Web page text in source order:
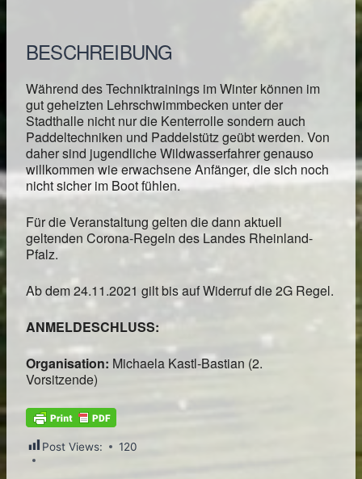
BESCHREIBUNG
Während des Techniktrainings im Winter können im
gut geheizten Lehrschwimmbecken unter der
Stadthalle nicht nur die Kenterrolle sondern auch
Paddeltechniken und Paddelstütz geübt werden. Von
daher sind jugendliche Wildwasserfahrer genauso
willkommen wie erwachsene Anfänger, die sich noch
nicht sicher im Boot fühlen.
Für die Veranstaltung gelten die dann aktuell
geltenden Corona-Regeln des Landes Rheinland-
Pfalz.
Ab dem 24.11.2021 gilt bis auf Widerruf die 2G Regel.
ANMELDESCHLUSS:
Organisation: Michaela Kastl-Bastian (2.
Vorsitzende)
Post Views: 120